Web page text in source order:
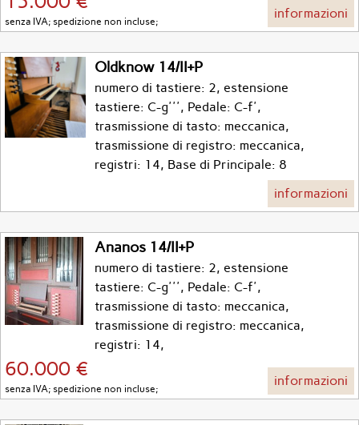
senza IVA; spedizione non incluse;
informazioni
Oldknow 14/II+P
numero di tastiere: 2, estensione
tastiere: C-g''', Pedale: C-f',
trasmissione di tasto: meccanica,
trasmissione di registro: meccanica,
registri: 14, Base di Principale: 8
informazioni
Ananos 14/II+P
numero di tastiere: 2, estensione
tastiere: C-g''', Pedale: C-f',
trasmissione di tasto: meccanica,
trasmissione di registro: meccanica,
registri: 14,
60.000 €
senza IVA; spedizione non incluse;
informazioni